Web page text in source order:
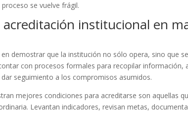
se vuelve frágil.
institucional en
demostrar que la institución no sólo opera, sino que
con procesos formales para recopilar información,
seguimiento a los compromisos asumidos.
mejores condiciones para acreditarse son aquellas
Levantan indicadores, revisan metas,